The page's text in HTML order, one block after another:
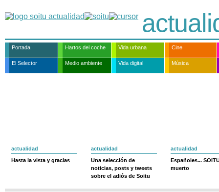
Portada Hartos del coche Vida urbana Cine
El Selector Medio ambiente Vida digital Música
actualidad
Hasta la vista y gracias
actualidad
Una selección de
noticias, posts y tweets
sobre el adiós de Soitu
actualidad
Españoles...
muerto